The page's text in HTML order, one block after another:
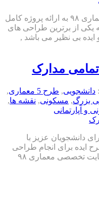
در این مقاله از وب سایت تخصصی معماری ۹۸ به ارائه پروژه کامل
پردازیم که یکی از برترین طراحی های
بی نظیر می باشد ,
مدارک
دانشجویی, طرح 5 معماری
,
بزرگ, مسکونی, نقشه ها,
و آپارتمانی
دانشجویان عزیز با
ایده برای انجام طراحی
دور سازد که در همین رابطه در وب سایت تخصصی معماری ۹۸